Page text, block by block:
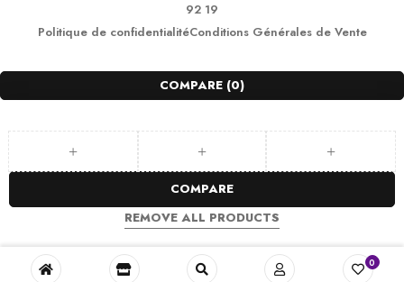
92 19
Politique de confidentialitéConditions Générales de Vente
0
COMPARE (0)
COMPARE
REMOVE ALL PRODUCTS